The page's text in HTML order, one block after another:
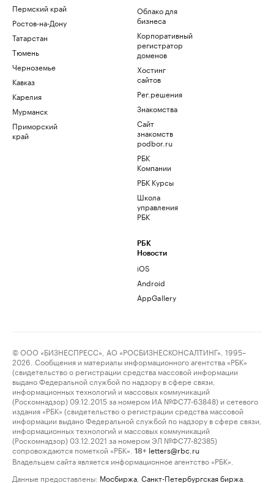
Пермский край
Ростов-на-Дону
Татарстан
Тюмень
Черноземье
Кавказ
Карелия
Мурманск
Приморский
край
Облако для
бизнеса
Корпоративный
регистратор
доменов
Хостинг
сайтов
Рег.решения
Знакомства
Сайт
знакомств
podbor.ru
РБК
Компании
РБК Курсы
Школа
управления
РБК
РБК
Новости
iOS
Android
AppGallery
© ООО «БИЗНЕСПРЕСС», АО «РОСБИЗНЕСКОНСАЛТИНГ», 1995–
2026. Сообщения и материалы информационного агентства «РБК»
(свидетельство о регистрации средства массовой информации
выдано Федеральной службой по надзору в сфере связи,
информационных технологий и массовых коммуникаций
(Роскомнадзор) 09.12.2015 за номером ИА №ФС77-63848) и сетевого
издания «РБК» (свидетельство о регистрации средства массовой
информации выдано Федеральной службой по надзору в сфере связи,
информационных технологий и массовых коммуникаций
(Роскомнадзор) 03.12.2021 за номером ЭЛ №ФС77-82385)
сопровождаются пометкой «РБК».
18+ letters@rbc.ru
Владельцем сайта является информационное агентство «РБК».
Данные предоставлены: Мосбиржа Санкт-Петербургская биржа